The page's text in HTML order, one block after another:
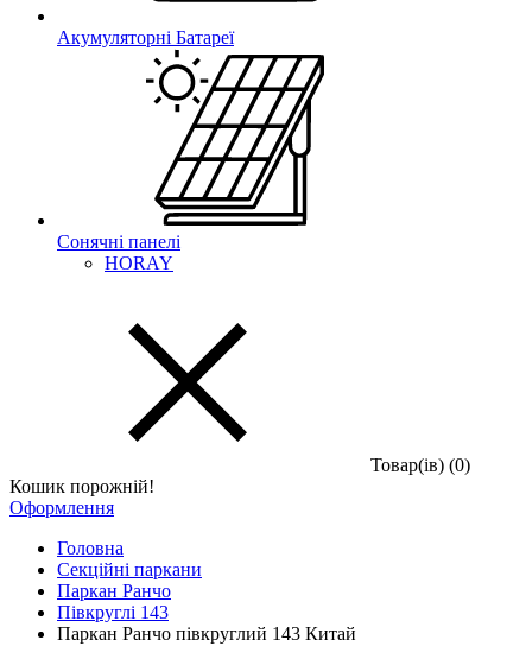
Акумуляторні Батареї
Сонячні панелі
HORAY
Товар(iв) (0)
Кошик порожній!
Оформлення
Головна
Секційні паркани
Паркан Ранчо
Півкруглі 143
Паркан Ранчо півкруглий 143 Китай